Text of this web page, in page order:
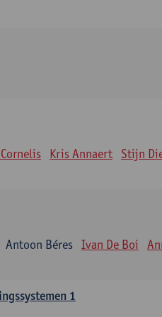
Kris Annaert
Stijn
Antoon Béres Ivan De Boi
1